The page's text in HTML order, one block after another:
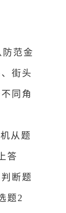
防范金
街头
同角
从题
答
断题
题2